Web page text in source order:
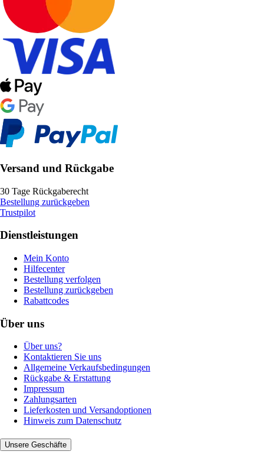
Versand und Rückgabe
30 Tage Rückgaberecht
Bestellung zurückgeben
Trustpilot
Dienstleistungen
Mein Konto
Hilfecenter
Bestellung verfolgen
Bestellung zurückgeben
Rabattcodes
Über uns
Über uns?
Kontaktieren Sie uns
Allgemeine Verkaufsbedingungen
Rückgabe & Erstattung
Impressum
Zahlungsarten
Lieferkosten und Versandoptionen
Hinweis zum Datenschutz
Unsere Geschäfte